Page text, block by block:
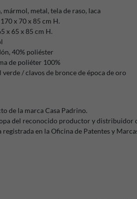
metal, tela de raso, laca
x 70 x 85 cm H.
x 65 x 85 cm H.
40% poliéster
de poliéter 100%
/ clavos de bronce de época de oro
de la marca Casa Padrino.
del reconocido productor y distribuidor
en la Oficina de Patentes y